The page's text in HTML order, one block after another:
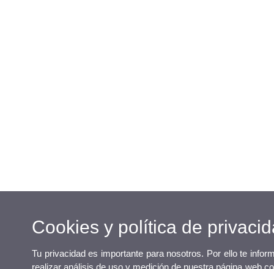
Cookies y política de
Tu privacidad es importante para nosotros. Por ello te
realizar análisis de uso y medición de nuestra página web